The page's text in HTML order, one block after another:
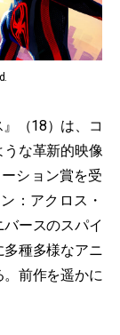
（18）は、コ
うな革新的映像
ション賞を受
：アクロス・
ースのスパイ
多種多様なアニ
前作を遥かに